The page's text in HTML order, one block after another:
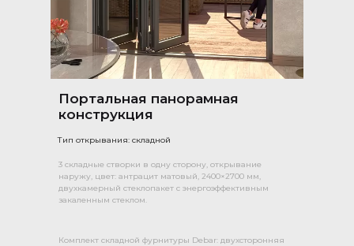
Портальная панорамная
конструкция
Тип открывания: складной
3 складные створки в одну сторону, открывание
наружу, цвет: антрацит матовый, 2400×2700 мм,
двухкамерный стеклопакет с энергоэффективным
закаленным стеклом.
Комплект складной фурнитуры Debar: двухсторонняя